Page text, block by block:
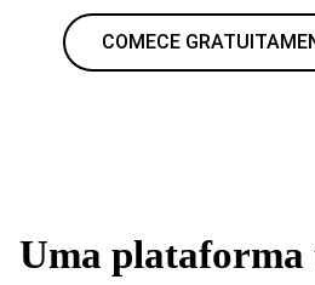
COMECE
Uma plataforma